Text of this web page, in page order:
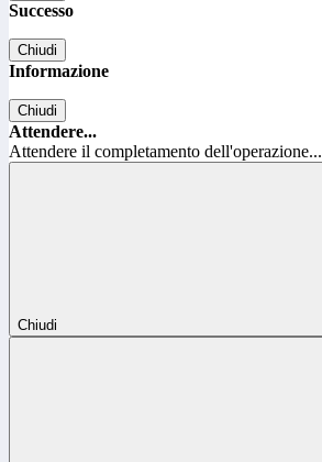
Successo
Chiudi
Informazione
Chiudi
Attendere...
Attendere il completamento dell'operazione...
Chiudi